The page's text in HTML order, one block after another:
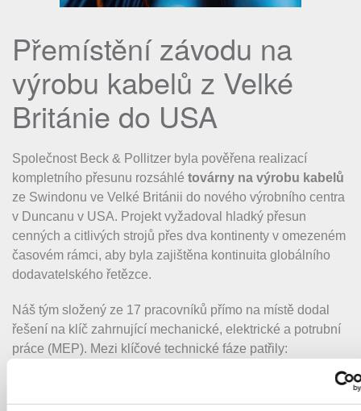
Přemístění závodu na
výrobu kabelů z Velké
Británie do USA
Společnost Beck & Pollitzer byla pověřena realizací
kompletního přesunu rozsáhlé továrny na výrobu kabelů
ze Swindonu ve Velké Británii do nového výrobního centra
v Duncanu v USA. Projekt vyžadoval hladký přesun
cenných a citlivých strojů přes dva kontinenty v omezeném
časovém rámci, aby byla zajištěna kontinuita globálního
dodavatelského řetězce.
Náš tým složený ze 17 pracovníků přímo na místě dodal
řešení na klíč zahrnující mechanické, elektrické a potrubní
práce (MEP). Mezi klíčové technické fáze patřily:
vysokonapěťových výrobních linek, včetně